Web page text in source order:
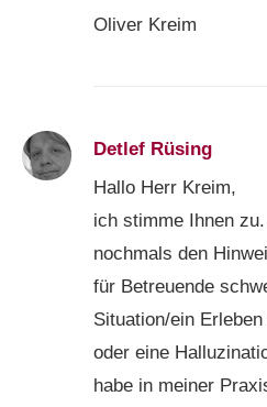
Oliver Kreim
Detlef Rüsing
Hallo Herr Kreim,
ich stimme Ihnen
nochmals den
für Betreuende
Situation/ein
oder eine
habe in meiner